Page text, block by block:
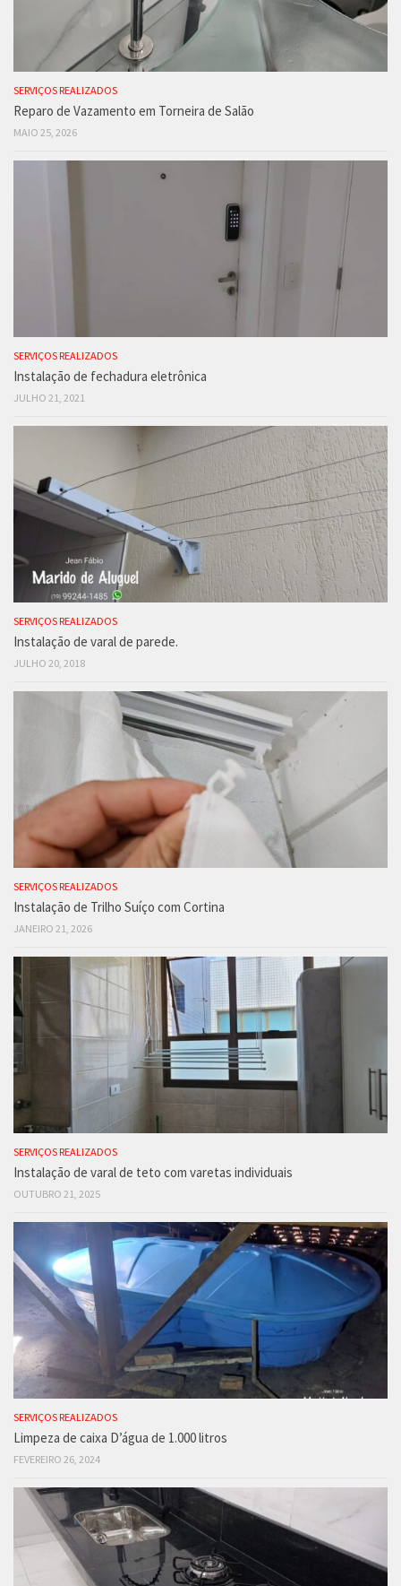
SERVIÇOS REALIZADOS
Reparo de Vazamento em Torneira de Salão
MAIO 25, 2026
SERVIÇOS REALIZADOS
Instalação de fechadura eletrônica
JULHO 21, 2021
SERVIÇOS REALIZADOS
Instalação de varal de parede.
JULHO 20, 2018
SERVIÇOS REALIZADOS
Instalação de Trilho Suíço com Cortina
JANEIRO 21, 2026
SERVIÇOS REALIZADOS
Instalação de varal de teto com varetas individuais
OUTUBRO 21, 2025
SERVIÇOS REALIZADOS
Limpeza de caixa D’água de 1.000 litros
FEVEREIRO 26, 2024